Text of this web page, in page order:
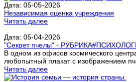
Дата: 05-05-2026
Независимая оценка учреждения
Читать далее
Дата: 05-04-2026
"Секрет пчелы" -
В одном из офисов космического
любопытный плакат с изображением
Читать далее